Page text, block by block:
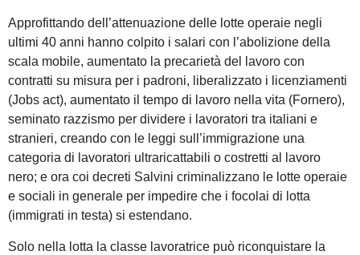
Approfittando dell’attenuazione delle lotte operaie negli
ultimi 40 anni hanno colpito i salari con l’abolizione della
scala mobile, aumentato la precarietà del lavoro con
contratti su misura per i padroni, liberalizzato i licenziamenti
(Jobs act), aumentato il tempo di lavoro nella vita (Fornero),
seminato razzismo per dividere i lavoratori tra italiani e
stranieri, creando con le leggi sull’immigrazione una
categoria di lavoratori ultraricattabili o costretti al lavoro
nero; e ora coi decreti Salvini criminalizzano le lotte operaie
e sociali in generale per impedire che i focolai di lotta
(immigrati in testa) si estendano.
Solo nella lotta la classe lavoratrice può riconquistare la